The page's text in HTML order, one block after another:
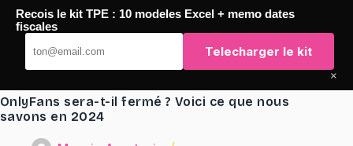
Passer
contenu
TaqTaq
OnlyFans sera-t-il fermé ? Voici ce que nous
savons en 2024
Recois le kit TPE : 10 modeles Excel + memo dates
fiscales
Telecharger le kit
×